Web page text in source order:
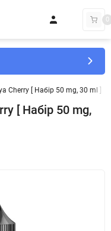
0
Cherry [ Набір 50 mg, 30 ml ]
[ Набір 50 mg,